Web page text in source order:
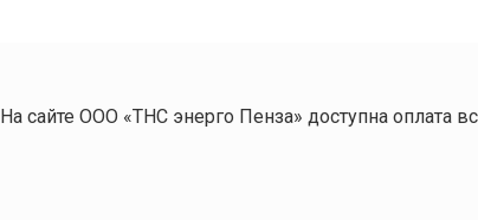
На сайте ООО «ТНС энерго Пенза» доступна оплата